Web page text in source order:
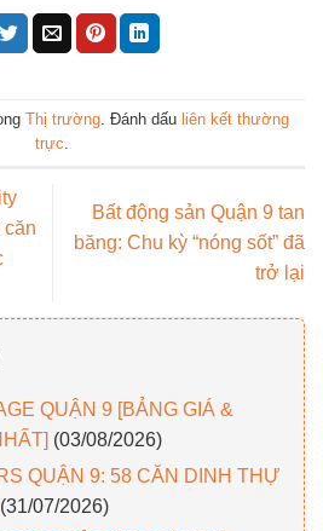
Thị trường. Đánh dấu liên kết thường
trực.
căn
Bất động sản Quận 9 tan
băng: Chu kỳ “nóng sốt” đã
trở lại
QUẬN 9 [BẢNG GIÁ &
(03/08/2026)
QUẬN 9: 58 CĂN DINH THỰ
(31/07/2026)